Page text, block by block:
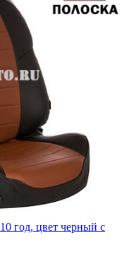
год, цвет черный с